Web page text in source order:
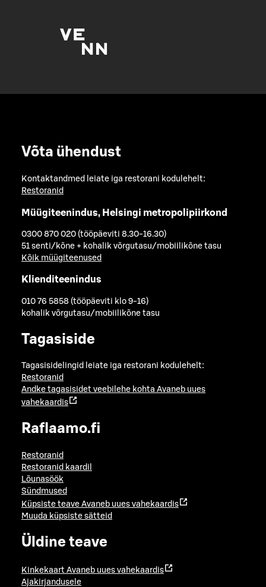
Võta ühendust
Kontaktandmed leiate iga restorani kodulehelt:
Restoranid
Müügiteenindus, Helsingi metropolipiirkond
0300 870 020 (tööpäeviti 8.30-16.30)
51 senti/kõne + kohalik võrgutasu/mobiilikõne tasu
Kõik müügiteenused
Klienditeenindus
010 76 5858 (tööpäeviti klo 9-16)
kohalik võrgutasu/mobiilikõne tasu
Tagasiside
Tagasisidelingid leiate iga restorani kodulehelt:
Restoranid
Andke tagasisidet veebilehe kohta Avaneb uues
vahekaardis
Raflaamo.fi
Restoranid
Restoranid kaardil
Lõunasöök
Sündmused
Küpsiste teave Avaneb uues vahekaardis
Muuda küpsiste sätteid
Üldine teave
Kinkekaart Avaneb uues vahekaardis
Ajakirjandusele